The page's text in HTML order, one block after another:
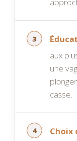
aux
une
casse.
Choix